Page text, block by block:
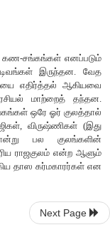
வரி விதிக்கப்பட்டது
இலக்கிய நூலான
நூல்களில் ஆசிவகத்
Next Page